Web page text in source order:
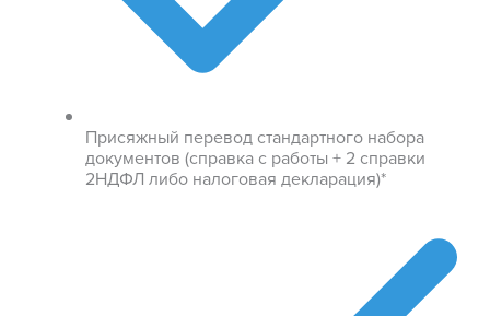
Присяжный перевод стандартного набора
документов (справка с работы + 2 справки
2НДФЛ либо налоговая декларация)*